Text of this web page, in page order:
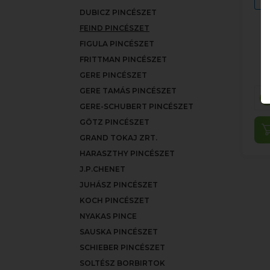
DUBICZ PINCÉSZET
FEIND PINCÉSZET
FIGULA PINCÉSZET
FRITTMAN PINCÉSZET
GERE PINCÉSZET
GERE TAMÁS PINCÉSZET
GERE-SCHUBERT PINCÉSZET
GÖTZ PINCÉSZET
GRAND TOKAJ ZRT.
HARASZTHY PINCÉSZET
J.P.CHENET
JUHÁSZ PINCÉSZET
KOCH PINCÉSZET
NYAKAS PINCE
SAUSKA PINCÉSZET
SCHIEBER PINCÉSZET
SOLTÉSZ BORBIRTOK